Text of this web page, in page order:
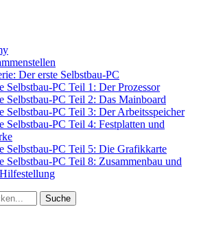
Der erste Selbstbau-PC
Selbstbau-PC Teil 1: Der Prozessor
Selbstbau-PC Teil 2: Das Mainboard
Selbstbau-PC Teil 3: Der Arbeitsspeicher
Selbstbau-PC Teil 4: Festplatten und
Selbstbau-PC Teil 5: Die Grafikkarte
Selbstbau-PC Teil 8: Zusammenbau und
Suche